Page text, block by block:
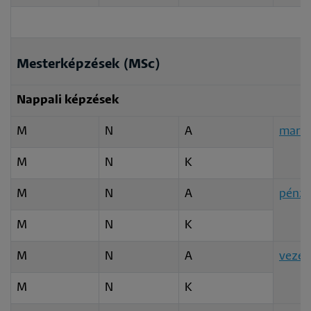
Mesterképzések (MSc)
Nappali képzések
M N A
M N K
M N A
M N K
M N A
M N K